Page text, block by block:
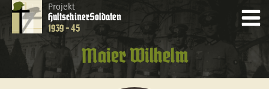
Projekt
HultschinerSoldaten
1939 - 45
Maier Wilhelm